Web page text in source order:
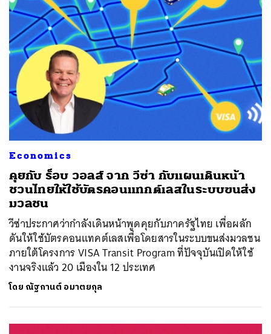
Economics
คุยกับ ร็อบ วอลส์ จาก วีซ่า กับแผนเดินหน้า
ชวนไทยให้ใช้บัตรคอนแทกต์เลสในระบบขนส่ง
มวลชน
วีซ่าประกาศว่ากำลังเดินหน้าพูดคุยกับภาครัฐไทย เพื่อผลัก
ดันให้ใช้บัตรคอนแทคต์เลสเพื่อโดยสารในระบบขนส่งมวลชน
ภายใต้โครงการ VISA Transit Program ที่ปัจจุบันเปิดให้ใช้
งานจริงแล้ว 20 เมืองใน 12 ประเทศ
โดย ณัฐกานต์ อมาตยกุล